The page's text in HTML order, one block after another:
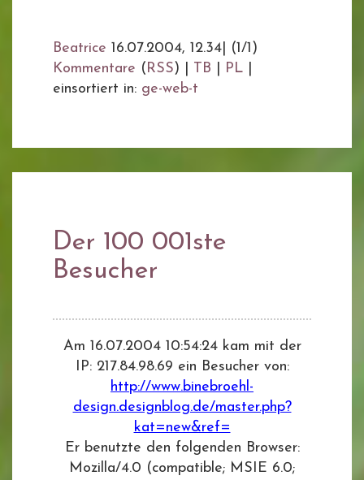
Beatrice 16.07.2004, 12.34
(1/1)
Kommentare (RSS) | TB PL
einsortiert in: ge-web-t
Der 100 001ste
Besucher
Am 16.07.2004 10:54:24 kam mit der
IP: 217.84.98.69 ein Besucher von:
http://www.binebroehl-
design.designblog.de/master.php?
kat=new&ref=
Er benutzte den folgenden Browser:
Mozilla/4.0 (compatible; MSIE 6.0;